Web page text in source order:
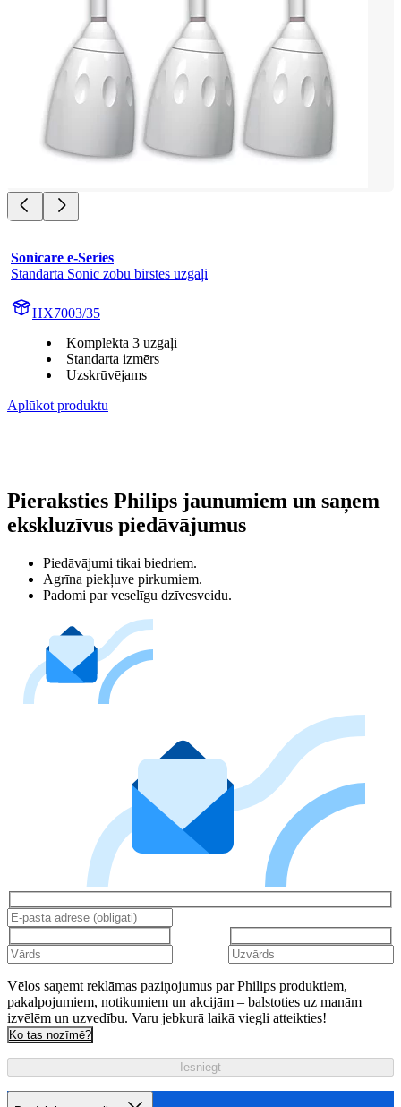
Sonicare e-Series
Standarta Sonic zobu birstes uzgaļi
HX7003/35
Komplektā 3 uzgaļi
Standarta izmērs
Uzskrūvējams
Aplūkot produktu
Pieraksties Philips jaunumiem un saņem
ekskluzīvus piedāvājumus
Piedāvājumi tikai biedriem.
Agrīna piekļuve pirkumiem.
Padomi par veselīgu dzīvesveidu.
Vēlos saņemt reklāmas paziņojumus par Philips produktiem,
pakalpojumiem, notikumiem un akcijām – balstoties uz manām
izvēlēm un uzvedību. Varu jebkurā laikā viegli atteikties!
Ko tas nozīmē?
Iesniegt